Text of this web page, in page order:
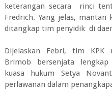
keterangan secara rinci
Fredrich. Yang jelas,
ditangkap tim penyidik di
Dijelaskan Febri, tim KPK
Brimob bersenjata
kuasa hukum Setya
perlawanan dalam